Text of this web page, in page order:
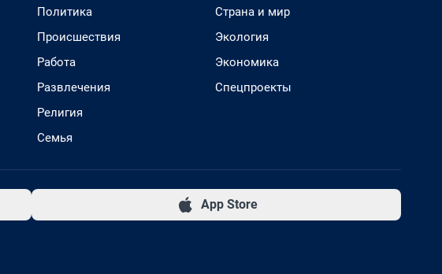
Политика
Происшествия
Работа
Развлечения
Религия
Семья
Страна и мир
Экология
Экономика
Спецпроекты
App Store